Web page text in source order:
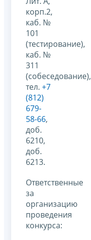
корп.2,
каб. №
101
(тестирование),
каб. №
311
(собеседование),
тел. +7
(812)
679-
58-66,
доб.
6210,
доб.
6213.
Ответственные
за
организацию
проведения
конкурса: